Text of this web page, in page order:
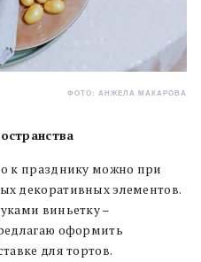
ФОТО: АНЖЕЛА МАКАРОВА
к празднику можно при
декоративных элементов.
виньетку –
оформить
для тортов.